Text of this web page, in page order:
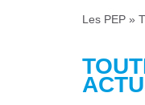
Les PEP »